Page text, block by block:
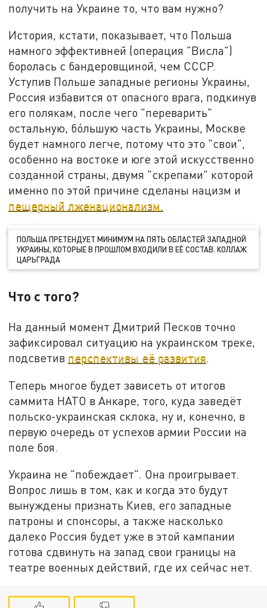
получить на Украине то, что вам нужно?
История, кстати, показывает, что Польша
намного эффективней (операция "Висла")
боролась с бандеровщиной, чем СССР.
Уступив Польше западные регионы Украины,
Россия избавится от опасного врага, подкинув
его полякам, после чего "переварить"
остальную, бóльшую часть Украины, Москве
будет намного легче, потому что это "свои",
особенно на востоке и юге этой искусственно
созданной страны, двумя "скрепами" которой
именно по этой причине сделаны нацизм и
пещерный лженационализм.
ПОЛЬША ПРЕТЕНДУЕТ МИНИМУМ НА ПЯТЬ ОБЛАСТЕЙ ЗАПАДНОЙ
УКРАИНЫ, КОТОРЫЕ В ПРОШЛОМ ВХОДИЛИ В ЕЁ СОСТАВ. КОЛЛАЖ
ЦАРЬГРАДА
Что с того?
На данный момент Дмитрий Песков точно
зафиксировал ситуацию на украинском треке,
подсветив перспективы её развития.
Теперь многое будет зависеть от итогов
саммита НАТО в Анкаре, того, куда заведёт
польско-украинская склока, ну и, конечно, в
первую очередь от успехов армии России на
поле боя.
Украина не "побеждает". Она проигрывает.
Вопрос лишь в том, как и когда это будут
вынуждены признать Киев, его западные
патроны и спонсоры, а также насколько
далеко Россия будет уже в этой кампании
готова сдвинуть на запад свои границы на
театре военных действий, где их сейчас нет.